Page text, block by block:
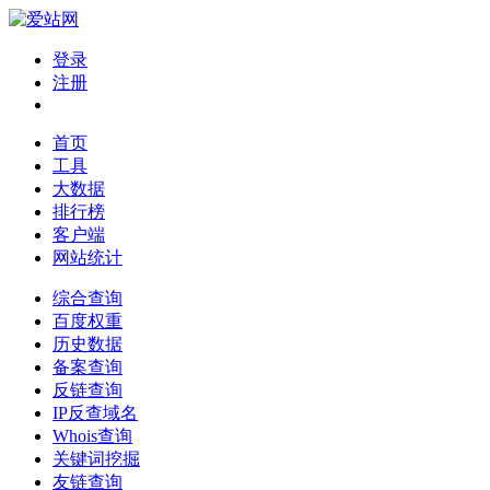
登录
注册
首页
工具
大数据
排行榜
客户端
网站统计
综合查询
百度权重
历史数据
备案查询
反链查询
IP反查域名
Whois查询
关键词挖掘
友链查询